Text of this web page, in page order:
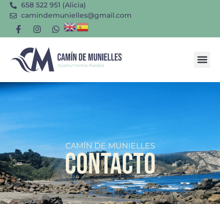
658 522 951 (Alicia)
camindemunielles@gmail.com
CAMÍN DE MUNIELLES
CONTACTO